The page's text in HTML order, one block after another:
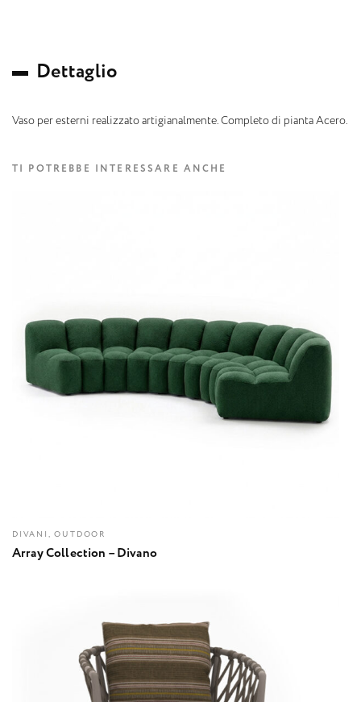
Dettaglio
Vaso per esterni realizzato artigianalmente. Completo di pianta Acero.
TI POTREBBE INTERESSARE ANCHE
DIVANI, OUTDOOR
Array Collection – Divano